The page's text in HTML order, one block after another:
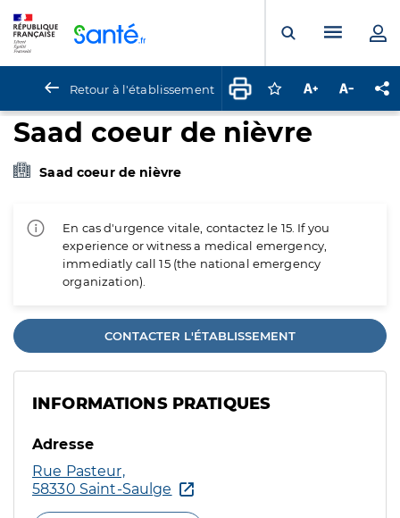
Ouvrir laMenu
Retour à l'établissement Connectez-vous
Augmenter la
Saad coeur de nièvre
Saad coeur de nièvre
En cas d'urgence vitale, contactez le 15. If you
experience or witness a medical emergency,
immediatly call 15 (the national emergency
organization).
CONTACTER L'ÉTABLISSEMENT
INFORMATIONS PRATIQUES
Adresse
Rue Pasteur,
58330 Saint-Saulge